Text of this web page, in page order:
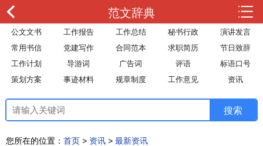
范文辞典
公文文书 工作报告 工作总结 秘书行政
演讲发言
常用书信
党建写作 合同范本 求职简历
节日致辞
工作计划
导游词 广告词 评语
标语口号
策划方案
事迹材料 规章制度 工作意见 资讯
您所在的位置： 首页 > 资讯 > 最新资讯